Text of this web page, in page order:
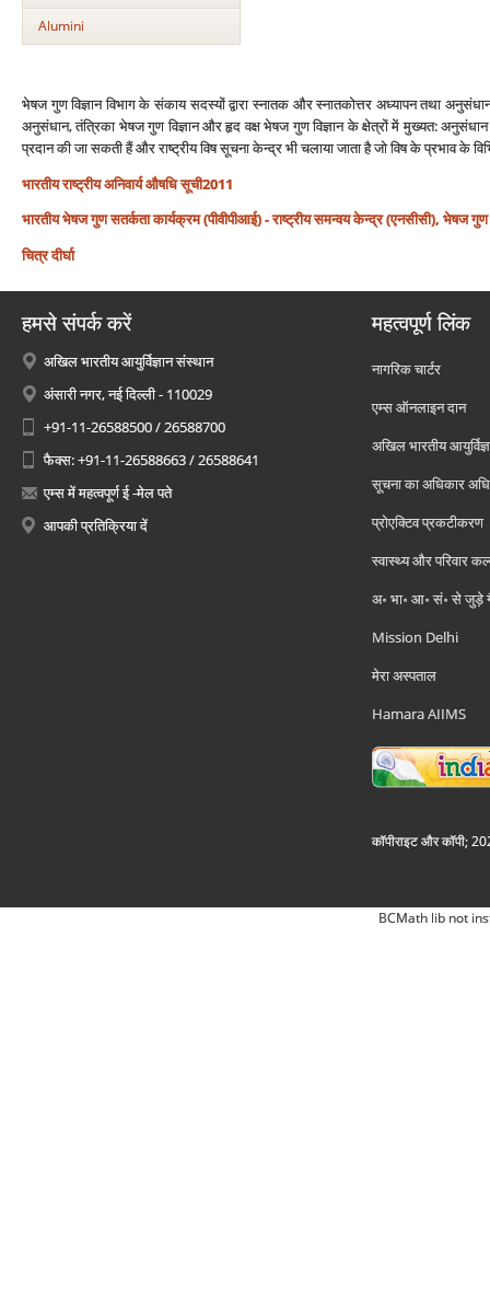
Alumini
भेषज गुण विज्ञान विभाग के संकाय सदस्‍यों द्वारा स्‍नातक और स्‍नातकोत्तर अध्‍यापन तथा
अनुसंधान, तंत्रिका भेषज गुण विज्ञान और हृद वक्ष भेषज गुण विज्ञान के क्षेत्रों में मुख्‍यत: अनुसंधान
प्रदान की जा सकती हैं और राष्‍ट्रीय विष सूचना केन्‍द्र भी चलाया जाता है जो विष के प्रभाव के
भारतीय राष्‍ट्रीय अनिवार्य औषधि सूची2011
भारतीय भेषज गुण सतर्कता कार्यक्रम (पीवीपीआई) - राष्‍ट्रीय समन्‍वय केन्‍द्र (एनसीसी), भेषज गुण
चित्र दीर्घा
हमसे संपर्क करें
अखिल भारतीय आयुर्विज्ञान संस्थान
अंसारी नगर, नई दिल्ली - 110029
+91-11-26588500 / 26588700
फैक्स: +91-11-26588663 / 26588641
एम्स में महत्वपूर्ण ई -मेल पते
आपकी प्रतिक्रिया दें
महत्वपूर्ण लिंक
नागरिक चार्टर
एम्स ऑनलाइन दान
अखिल भारतीय
सूचना का अधिकार
प्रोएक्टिव प्रकटीकरण
स्वास्थ्य और परिवार
अ॰ भा॰ आ॰ सं॰ से जुड़े
Mission Delhi
मेरा अस्पताल
Hamara AIIMS
कॉपीराइट और कॉपी;
BCMath lib not